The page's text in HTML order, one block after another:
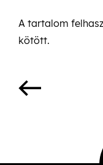
A tartalom
kötött.